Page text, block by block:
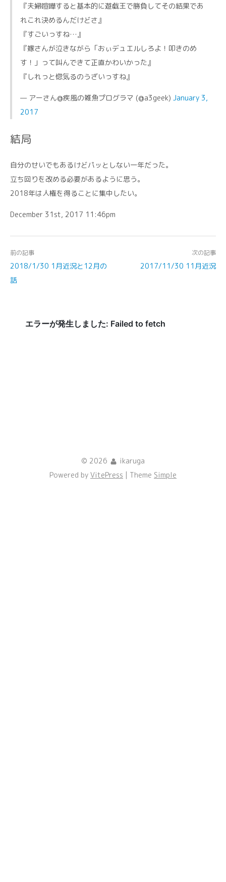
『夫婦喧嘩すると基本的に遊戯王で勝負してその結果であ
れこれ決めるんだけどさ』
『すごいっすね…』
『嫁さんが泣きながら「おぃデュエルしろよ！叩きのめ
す！」って叫んできて正直かわいかった』
『しれっと惚気るのうざいっすね』
— アーさん@疾風の雑魚プログラマ (@a3geek) January 3,
2017
結局
自分のせいでもあるけどパッとしない一年だった。
立ち回りを改める必要があるように思う。
2018年は人権を得ることに集中したい。
December 31st, 2017 11:46pm
前の記事
2018/1/30 1月近況と12月の
話
次の記事
2017/11/30 11月近況
© 2026
ikaruga
Powered by VitePress | Theme Simple